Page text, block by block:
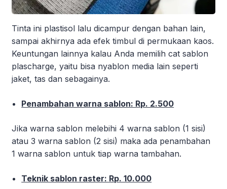
Tinta ini plastisol lalu dicampur dengan bahan lain,
sampai akhirnya ada efek timbul di permukaan kaos.
Keuntungan lainnya kalau Anda memilih cat sablon
plascharge, yaitu bisa nyablon media lain seperti
jaket, tas dan sebagainya.
Penambahan warna sablon: Rp. 2.500
Jika warna sablon melebihi 4 warna sablon (1 sisi)
atau 3 warna sablon (2 sisi) maka ada penambahan
1 warna sablon untuk tiap warna tambahan.
Teknik sablon raster: Rp. 10.000